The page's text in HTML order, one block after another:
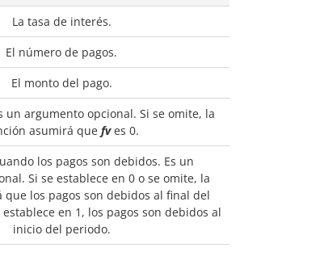
La tasa de interés.
El número de pagos.
El monto del pago.
un argumento opcional. Si se omite, la
asumirá que fves 0.
los pagos son debidos. Es un
Si se establece en 0 o se omite, la
los pagos son debidos al final del
en 1, los pagos son debidos al
inicio del periodo.